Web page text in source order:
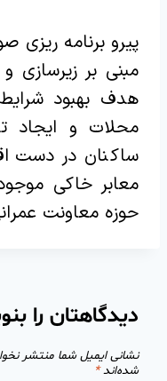
پیرو برنامه ریزی
مبنی بر زیرسازی
هدف بهبود
محلات و ایجاد
ساکنان در دست
معابر خاکی
حوزه معاونت
دیدگاهتان را
نشانی ایمیل شما منتشر
شده‌اند*